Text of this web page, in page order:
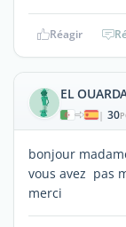
Réagir
EL
| 30
bonjour
vous avez pas
merci